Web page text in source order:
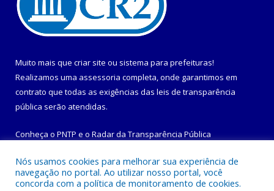
Muito mais que criar site ou sistema para prefeituras!
Realizamos uma assessoria completa, onde garantimos em
contrato que todas as exigências das leis de transparência
pública serão atendidas.
Conheça o PNTP e o Radar da Transparência Pública
Nós usamos cookies para melhorar sua experiência de
navegação no portal. Ao utilizar nosso portal, você
concorda com a política de monitoramento de cookies.